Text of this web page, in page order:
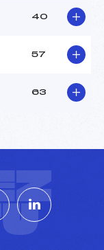
40
57
63